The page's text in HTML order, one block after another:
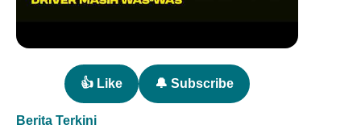
👍 Like 🔔 Subscribe
Berita Terkini